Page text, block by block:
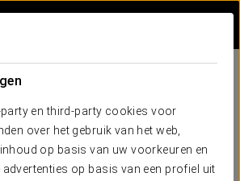
en third-party cookies voor
over het gebruik van het web,
op basis van uw voorkeuren en
op basis van een profiel uit